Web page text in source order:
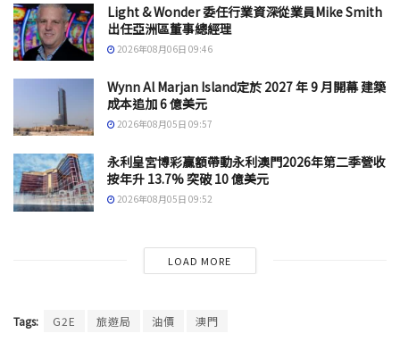
Light & Wonder 委任行業資深從業員Mike Smith
出任亞洲區董事總經理
2026年08月06日 09:46
Wynn Al Marjan Island定於 2027 年 9 月開幕 建築
成本追加 6 億美元
2026年08月05日 09:57
永利皇宮博彩贏額帶動永利澳門2026年第二季營收
按年升 13.7% 突破 10 億美元
2026年08月05日 09:52
LOAD MORE
Tags: G2E 旅遊局 油價 澳門